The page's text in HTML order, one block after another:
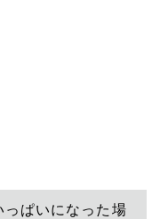
ぱいになった場